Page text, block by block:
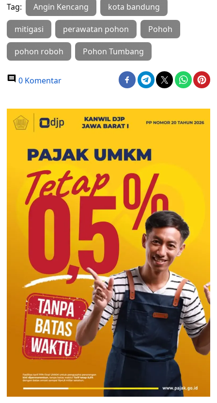
Tag: Angin Kencang kota bandung
mitigasi perawatan pohon Pohoh
pohon roboh Pohon Tumbang
0 Komentar